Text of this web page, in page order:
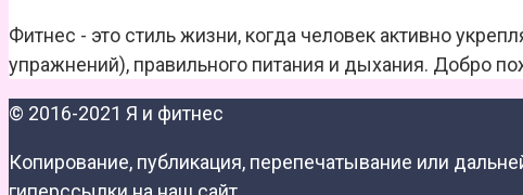
Фитнес - это стиль жизни, когда человек активно
упражнений), правильного питания и дыхания. Добро
© 2016-2021 Я и фитнес
Копирование, публикация, перепечатывание или